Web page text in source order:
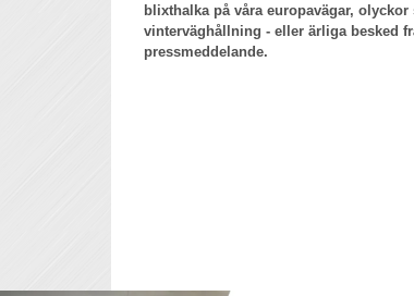
blixthalka på våra europavägar,
vinterväghållning - eller ärliga besked
pressmeddelande.